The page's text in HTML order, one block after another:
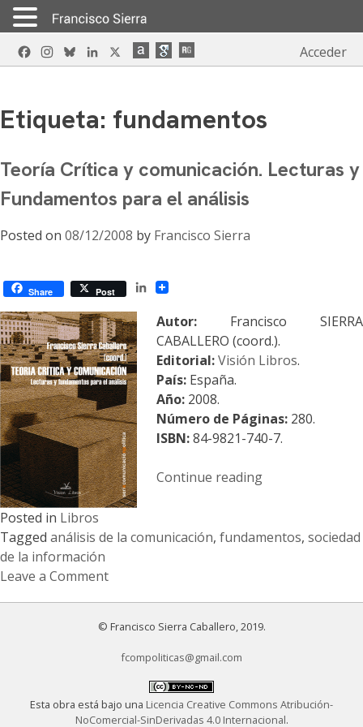
Skip
to
FacebookInstagram
BlueskyLinkedIn Acceder
Etiqueta: fundamentos
Teoría Crítica y comunicación. Lecturas y
Fundamentos para el análisis
Posted on 08/12/2008 by Francisco Sierra
Share Post
LinkedIn
Autor: Francisco SIERRA
CABALLERO (coord.).
Editorial:Visión Libros.
País: España.
Año: 2008.
Número de Páginas: 280.
ISBN:84-9821-740-7.
Continue reading«Teoría
comunicación.
el
Posted in Libros
Tagged análisis de la comunicación, fundamentos, sociedad
de la información
Leave a Comment
© Francisco Sierra Caballero, 2019.
fcompoliticas@gmail.com
Esta obra está bajo una Licencia Creative Commons Atribución-
NoComercial-SinDerivadas 4.0 Internacional.